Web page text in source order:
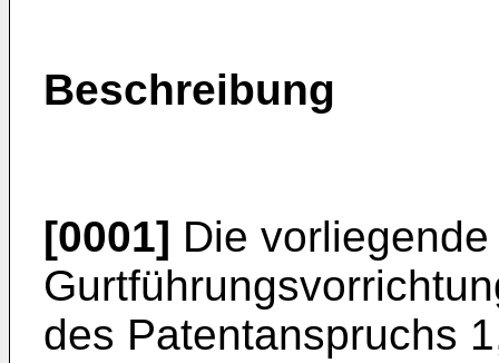
Beschreibung
[0001] Die
des Patentanspruchs